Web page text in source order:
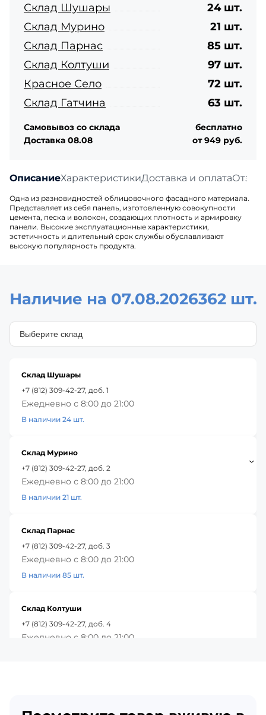
ОписаниеХарактеристикиДоставка и оплата
Одна из разновидностей облицовочного фасадного материала.
Представляет из себя панель, изготовленную совокупности
цемента, песка и волокон, создающих плотность и армировку
панели. Высокие эксплуатационные характеристики,
эстетичность и длительный срок службы обуславливают
высокую популярность продукта.
Склад Шушары
24 шт.
Склад Мурино
21 шт.
Склад Парнас
85 шт.
Склад Колтуши
97 шт.
Красное Село
72 шт.
Склад Гатчина
63 шт.
Самовывоз со склада
бесплатно
Доставка 08.08
от 949 руб.
Наличие на 07.08.2026362 шт.
Склад Шушары
+7 (812) 309-42-27, доб. 1
Ежедневно с 8:00 до 21:00
В наличии 24 шт.
Склад Мурино
+7 (812) 309-42-27, доб. 2
Ежедневно с 8:00 до 21:00
В наличии 21 шт.
Склад Парнас
+7 (812) 309-42-27, доб. 3
Ежедневно с 8:00 до 21:00
В наличии 85 шт.
Склад Колтуши
+7 (812) 309-42-27, доб. 4
Ежедневно с 8:00 до 21:00